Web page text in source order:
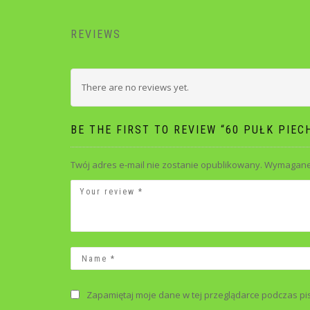
REVIEWS
There are no reviews yet.
BE THE FIRST TO REVIEW “60 PUŁK
Twój adres e-mail nie zostanie opublikowany.
Zapamiętaj moje dane w tej przeglądarce podczas